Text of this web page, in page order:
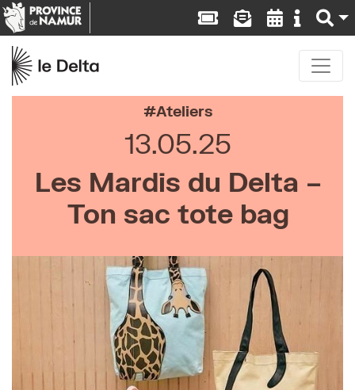
Ateliers
13.05.25
Les Mardis du Delta –
Ton sac tote bag